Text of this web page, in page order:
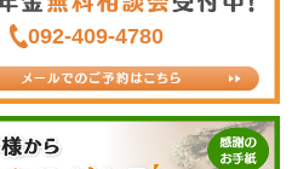
092-409-4780